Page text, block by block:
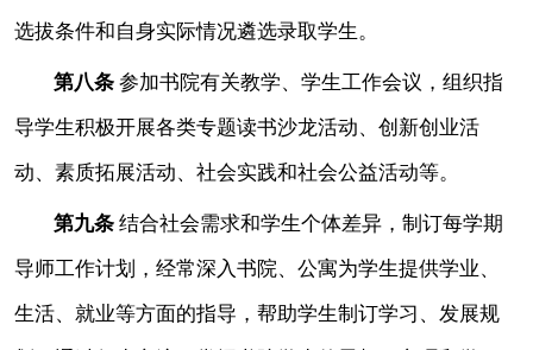
选拔条件和自身实际情况遴选录取学生。
第八条 参加书院有关教学、学生工作会议，组织指
导学生积极开展各类专题读书沙龙活动、创新创业活
动、素质拓展活动、社会实践和社会公益活动等。
第九条 结合社会需求和学生个体差异，制订每学期
导师工作计划，经常深入书院、公寓为学生提供学业、
生活、就业等方面的指导，帮助学生制订学习、发展规